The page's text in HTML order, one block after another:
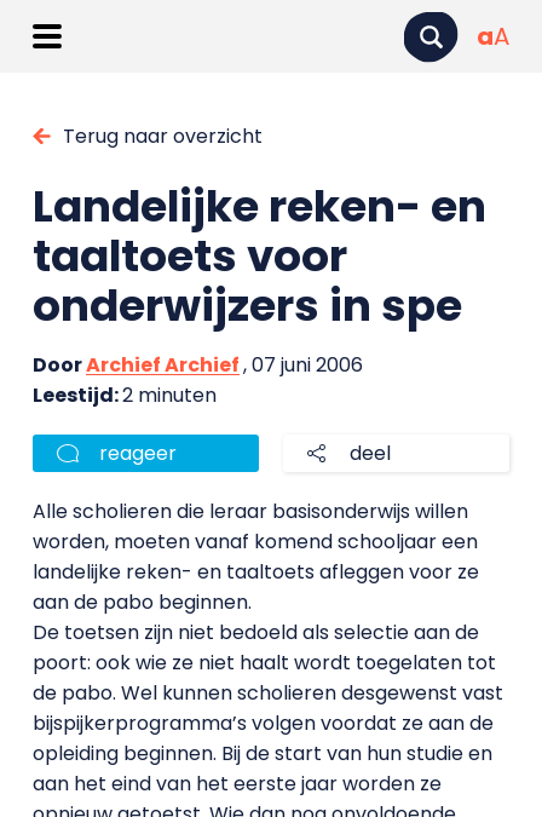
aA
Terug naar overzicht
Landelijke reken- en
taaltoets voor
onderwijzers in spe
DoorArchief Archief, 07 juni 2006
Leestijd:2 minuten
reageer deel
Alle scholieren die leraar basisonderwijs willen
worden, moeten vanaf komend schooljaar een
landelijke reken- en taaltoets afleggen voor ze
aan de pabo beginnen.
De toetsen zijn niet bedoeld als selectie aan de
poort: ook wie ze niet haalt wordt toegelaten tot
de pabo. Wel kunnen scholieren desgewenst vast
bijspijkerprogramma’s volgen voordat ze aan de
opleiding beginnen. Bij de start van hun studie en
aan het eind van het eerste jaar worden ze